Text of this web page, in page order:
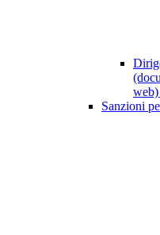
web)
Sanzioni